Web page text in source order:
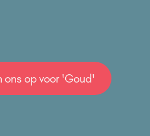
ons op voor 'Goud'